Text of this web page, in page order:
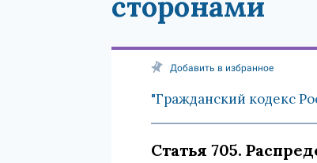
Добавить в избранное
"Гражданский кодекс
Статья 705.